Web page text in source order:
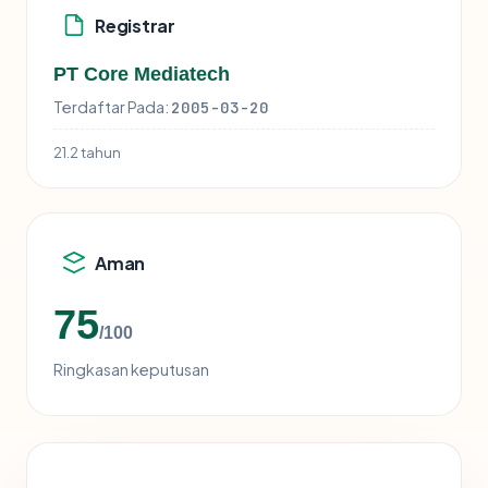
Registrar
PT Core Mediatech
Terdaftar Pada: 2005-03-20
21.2 tahun
Aman
75/100
Ringkasan keputusan